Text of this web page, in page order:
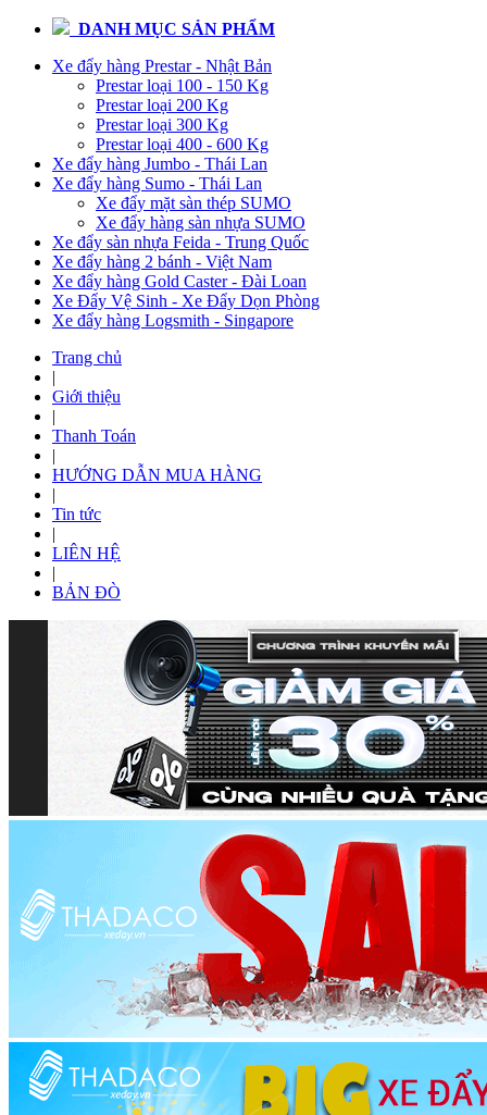
DANH MỤC SẢN PHẨM
Xe đẩy hàng Prestar - Nhật Bản
Prestar loại 100 - 150 Kg
Prestar loại 200 Kg
Prestar loại 300 Kg
Prestar loại 400 - 600 Kg
Xe đẩy hàng Jumbo - Thái Lan
Xe đẩy hàng Sumo - Thái Lan
Xe đẩy mặt sàn thép SUMO
Xe đẩy hàng sàn nhựa SUMO
Xe đẩy sàn nhựa Feida - Trung Quốc
Xe đẩy hàng 2 bánh - Việt Nam
Xe đẩy hàng Gold Caster - Đài Loan
Xe Đẩy Vệ Sinh - Xe Đẩy Dọn Phòng
Xe đẩy hàng Logsmith - Singapore
Trang chủ
|
Giới thiệu
|
Thanh Toán
|
HƯỚNG DẪN MUA HÀNG
|
Tin tức
|
LIÊN HỆ
|
BẢN ĐÒ